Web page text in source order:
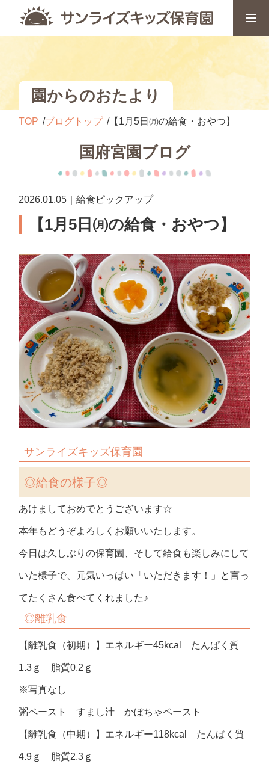
園からのおたより
TOP ブログトップ 【1月5日㈪の給食・おやつ】
国府宮園ブログ
2026.01.05｜給食ピックアップ
【1月5日㈪の給食・おやつ】
サンライズキッズ保育園
◎給食の様子◎
あけましておめでとうございます☆
本年もどうぞよろしくお願いいたします。
今日は久しぶりの保育園、そして給食も楽しみにして
いた様子で、元気いっぱい「いただきます！」と言っ
てたくさん食べてくれました♪
◎離乳食
【離乳食（初期）】エネルギー45kcal たんぱく質
1.3ｇ 脂質0.2ｇ
※写真なし
粥ペースト すまし汁 かぼちゃペースト
【離乳食（中期）】エネルギー118kcal たんぱく質
4.9ｇ 脂質2.3ｇ